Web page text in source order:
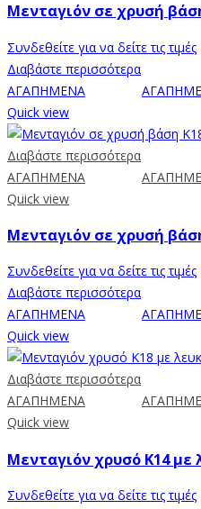
Μενταγιόν σε χρυσή
Συνδεθείτε για να δείτε τις τιμές
Διαβάστε περισσότερα
ΑΓΑΠΗΜΕΝΑ
Quick view
Διαβάστε περισσότερα
ΑΓΑΠΗΜΕΝΑ
Quick view
Μενταγιόν σε χρυσή
Συνδεθείτε για να δείτε τις τιμές
Διαβάστε περισσότερα
ΑΓΑΠΗΜΕΝΑ
Quick view
Διαβάστε περισσότερα
ΑΓΑΠΗΜΕΝΑ
Quick view
Μενταγιόν χρυσό Κ14 με
Συνδεθείτε για να δείτε τις τιμές